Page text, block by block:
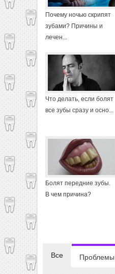
Почему ночью скрипят
зубами? Причины и
лечен...
Что делать, если болят
все зубы сразу и осно...
Болят передние зубы.
В чем причина?
Все